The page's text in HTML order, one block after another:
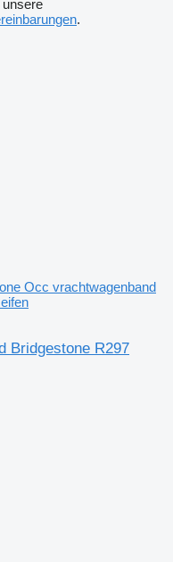
.
Occ vrachtwagenband
Bridgestone R297